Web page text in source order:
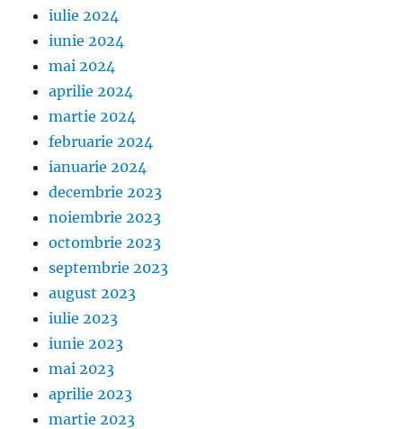
iulie 2024
iunie 2024
mai 2024
aprilie 2024
martie 2024
februarie 2024
ianuarie 2024
decembrie 2023
noiembrie 2023
octombrie 2023
septembrie 2023
august 2023
iulie 2023
iunie 2023
mai 2023
aprilie 2023
martie 2023